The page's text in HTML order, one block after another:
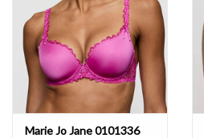
Marie Jo Jane 0101336